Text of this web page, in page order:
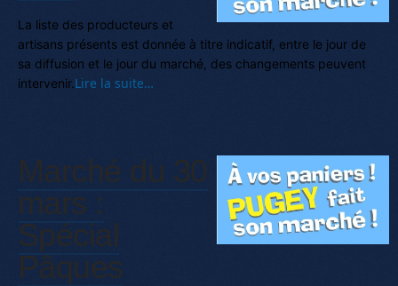
La liste des producteurs et
artisans présents est donnée à titre indicatif, entre le jour de
sa diffusion et le jour du marché, des changements peuvent
intervenir.Lire la suite…
Marché du 30
mars :
Spécial
Pâques